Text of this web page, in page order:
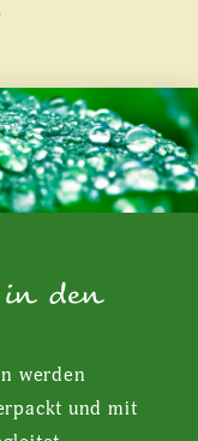
in den
werden
und mit